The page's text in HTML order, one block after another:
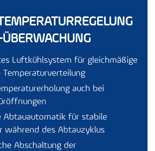
Luftkühlsystem für gleichmäßige
Temperaturverteilung
auch bei
Abtauautomatik für stabile
während des Abtauzyklus
Abschaltung der